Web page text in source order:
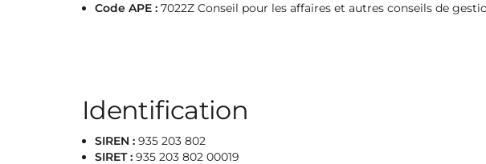
Code APE : 7022Z Conseil pour les affaires et autres conseils de
Identification
SIREN : 935 203 802
SIRET : 935 203 802 00019